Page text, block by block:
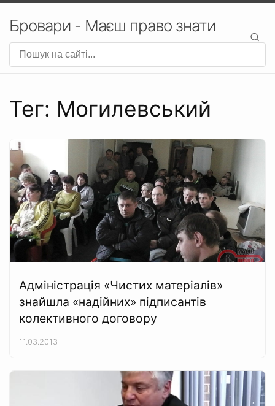
Бровари - Маєш право знати
Тег: Могилевський
Адміністрація «Чистих матеріалів»
знайшла «надійних» підписантів
колективного договору
11.03.2013